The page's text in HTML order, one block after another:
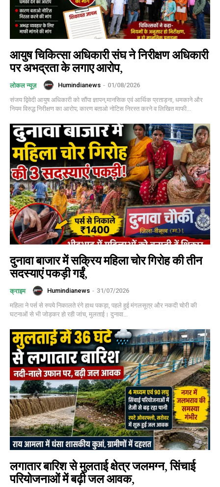
आयुष चिकित्सा अधिकारी संघ ने निरीक्षण अधिकारी
पर अभद्रता के लगाए आरोप,
लोकल न्यूज़ Humindianews - 01/08/2026
संजय द्विवेदी आयुष अधिकारी को सौंपा ज्ञापन,मानसिक एवं आर्थिक प्रताड़ना, धमकाने और
नियम विरुद्ध निरीक्षण का आरोप; कारण बताओ नोटिस निरस्त करने व लिखित माफी...
दुनावा बाजार में सक्रिय महिला चोर गिरोह की तीन
सदस्याएं पकड़ी गईं,
क्राइम Humindianews - 31/07/2026
महिला ने पर्स से रुपये निकालते रंगे हाथ पकड़ा, पहले हुई मंगलसूत्र और नकदी चोरी की
घटनाओं से भी जोड़कर हो रही जांच, मुलताई। दुनावा...
लगातार बारिश से मुलताई क्षेत्र जलमग्न, सिंचाई
परियोजनाओं में बढ़ी जल आवक,